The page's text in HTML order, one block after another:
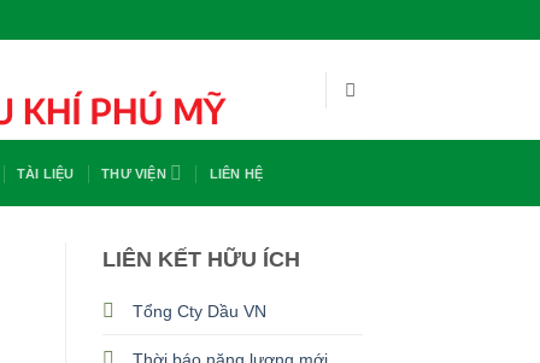
TÀI LIỆU THƯ VIỆN LIÊN HỆ
LIÊN KẾT HỮU ÍCH
Tổng Cty Dầu VN